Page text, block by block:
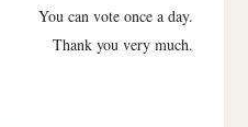
You can vote once a day.
Thank you very much.